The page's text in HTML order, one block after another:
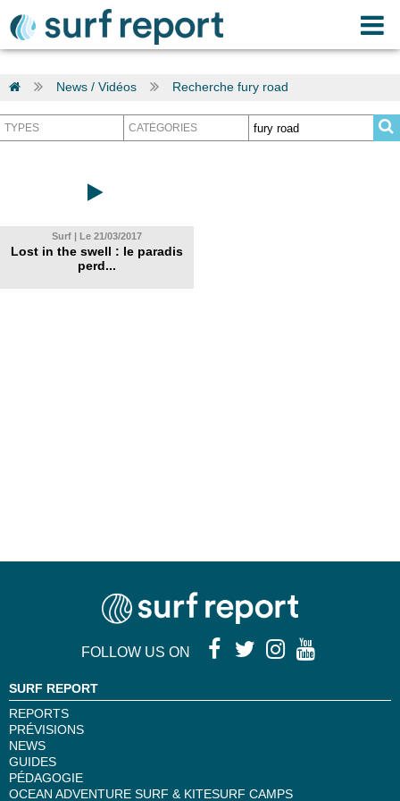
News / Vidéos Recherche fury road
Surf | Le 21/03/2017
Lost in the swell : le paradis
perd...
FOLLOW US ON
SURF REPORT
REPORTS
PRÉVISIONS
NEWS
GUIDES
PÉDAGOGIE
OCEAN ADVENTURE SURF & KITESURF CAMPS